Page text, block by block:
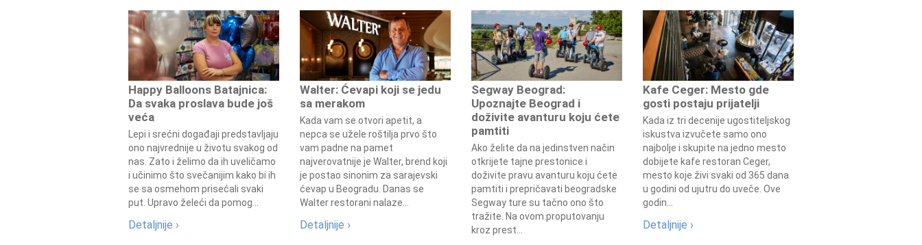
Happy Balloons Batajnica:
Da svaka proslava bude još
veća
Lepi i srećni događaji predstavljaju
ono najvrednije u životu svakog od
nas. Zato i želimo da ih uveličamo
i učinimo što svečanijim kako bi ih
se sa osmehom prisećali svaki
put. Upravo želeći da pomog...
Detaljnije ›
Walter: Ćevapi koji se jedu
sa merakom
Kada vam se otvori apetit, a
nepca se užele roštilja prvo što
vam padne na pamet
najverovatnije je Walter, brend koji
je postao sinonim za sarajevski
ćevap u Beogradu. Danas se
Walter restorani nalaze...
Detaljnije ›
Segway Beograd:
Upoznajte Beograd i
doživite avanturu koju ćete
pamtiti
Ako želite da na jedinstven način
otkrijete tajne prestonice i
doživite pravu avanturu koju ćete
pamtiti i prepričavati beogradske
Segway ture su tačno ono što
tražite. Na ovom proputovanju
kroz prest...
Kafe Ceger: Mesto gde
gosti postaju prijatelji
Kada iz tri decenije ugostiteljskog
iskustva izvučete samo ono
najbolje i skupite na jedno mesto
dobijete kafe restoran Ceger,
mesto koje živi svaki od 365 dana
u godini od ujutru do uveče. Ove
godin...
Detaljnije ›